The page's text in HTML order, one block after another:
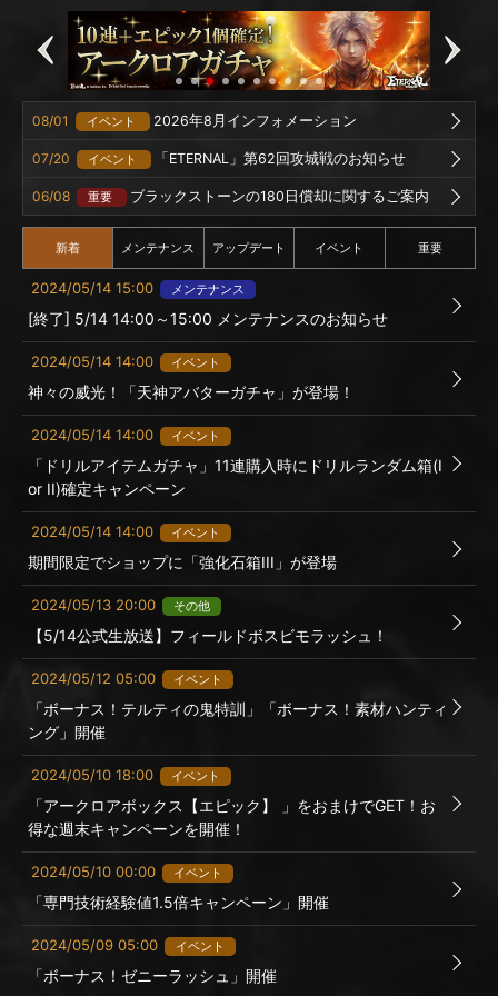
08/01 イベント 2026年8月インフォメーション
07/20 イベント 「ETERNAL」第62回攻城戦のお知らせ
06/08 重要 ブラックストーンの180日償却に関するご案内
新着 メンテナンス アップデート イベント 重要
2024/05/14 15:00 メンテナンス
[終了] 5/14 14:00～15:00 メンテナンスのお知らせ
2024/05/14 14:00 イベント
神々の威光！「天神アバターガチャ」が登場！
2024/05/14 14:00 イベント
「ドリルアイテムガチャ」11連購入時にドリルランダム箱(I
or II)確定キャンペーン
2024/05/14 14:00 イベント
期間限定でショップに「強化石箱III」が登場
2024/05/13 20:00 その他
【5/14公式生放送】フィールドボスビモラッシュ！
2024/05/12 05:00 イベント
「ボーナス！テルティの鬼特訓」「ボーナス！素材ハンティ
ング」開催
2024/05/10 18:00 イベント
「アークロアボックス【エピック】 」をおまけでGET！お
得な週末キャンペーンを開催！
2024/05/10 00:00 イベント
「専門技術経験値1.5倍キャンペーン」開催
2024/05/09 05:00 イベント
「ボーナス！ゼニーラッシュ」開催